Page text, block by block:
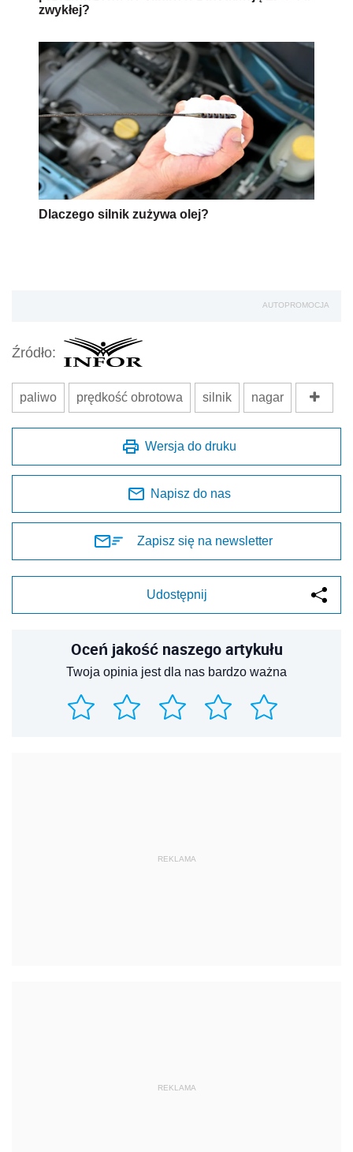
zwykłej?
Dlaczego silnik zużywa olej?
AUTOPROMOCJA
Źródło:
paliwo prędkość obrotowa silnik nagar
Wersja do druku
Napisz do nas
Zapisz się na newsletter
Udostępnij
Oceń jakość naszego artykułu
Twoja opinia jest dla nas bardzo ważna
REKLAMA
REKLAMA